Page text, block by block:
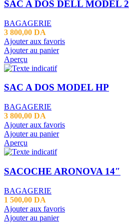
SAC A DOS DELL MODEL 2
BAGAGERIE
3 800,00 DA
Ajouter aux favoris
Ajouter au panier
Aperçu
SAC A DOS MODEL HP
BAGAGERIE
3 800,00 DA
Ajouter aux favoris
Ajouter au panier
Aperçu
SACOCHE ARONOVA 14″
BAGAGERIE
1 500,00 DA
Ajouter aux favoris
Ajouter au panier